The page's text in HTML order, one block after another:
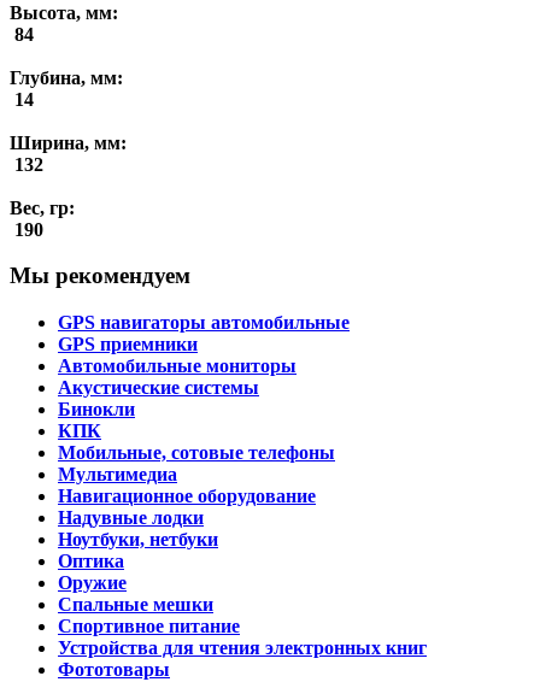
Высота, мм:
84
Глубина, мм:
14
Ширина, мм:
132
Вес, гр:
190
Мы рекомендуем
GPS навигаторы автомобильные
GPS приемники
Автомобильные мониторы
Акустические системы
Бинокли
КПК
Мобильные, сотовые телефоны
Мультимедиа
Навигационное оборудование
Надувные лодки
Ноутбуки, нетбуки
Оптика
Оружие
Спальные мешки
Спортивное питание
Устройства для чтения электронных книг
Фототовары